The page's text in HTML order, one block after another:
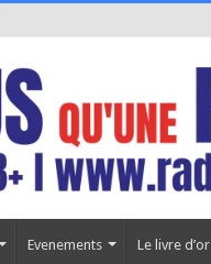
Evenements Le livre d’or